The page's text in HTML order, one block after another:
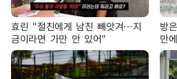
효린 "절친에게 남친 빼앗겨…지
금이라면 가만 안 있어"
방
만